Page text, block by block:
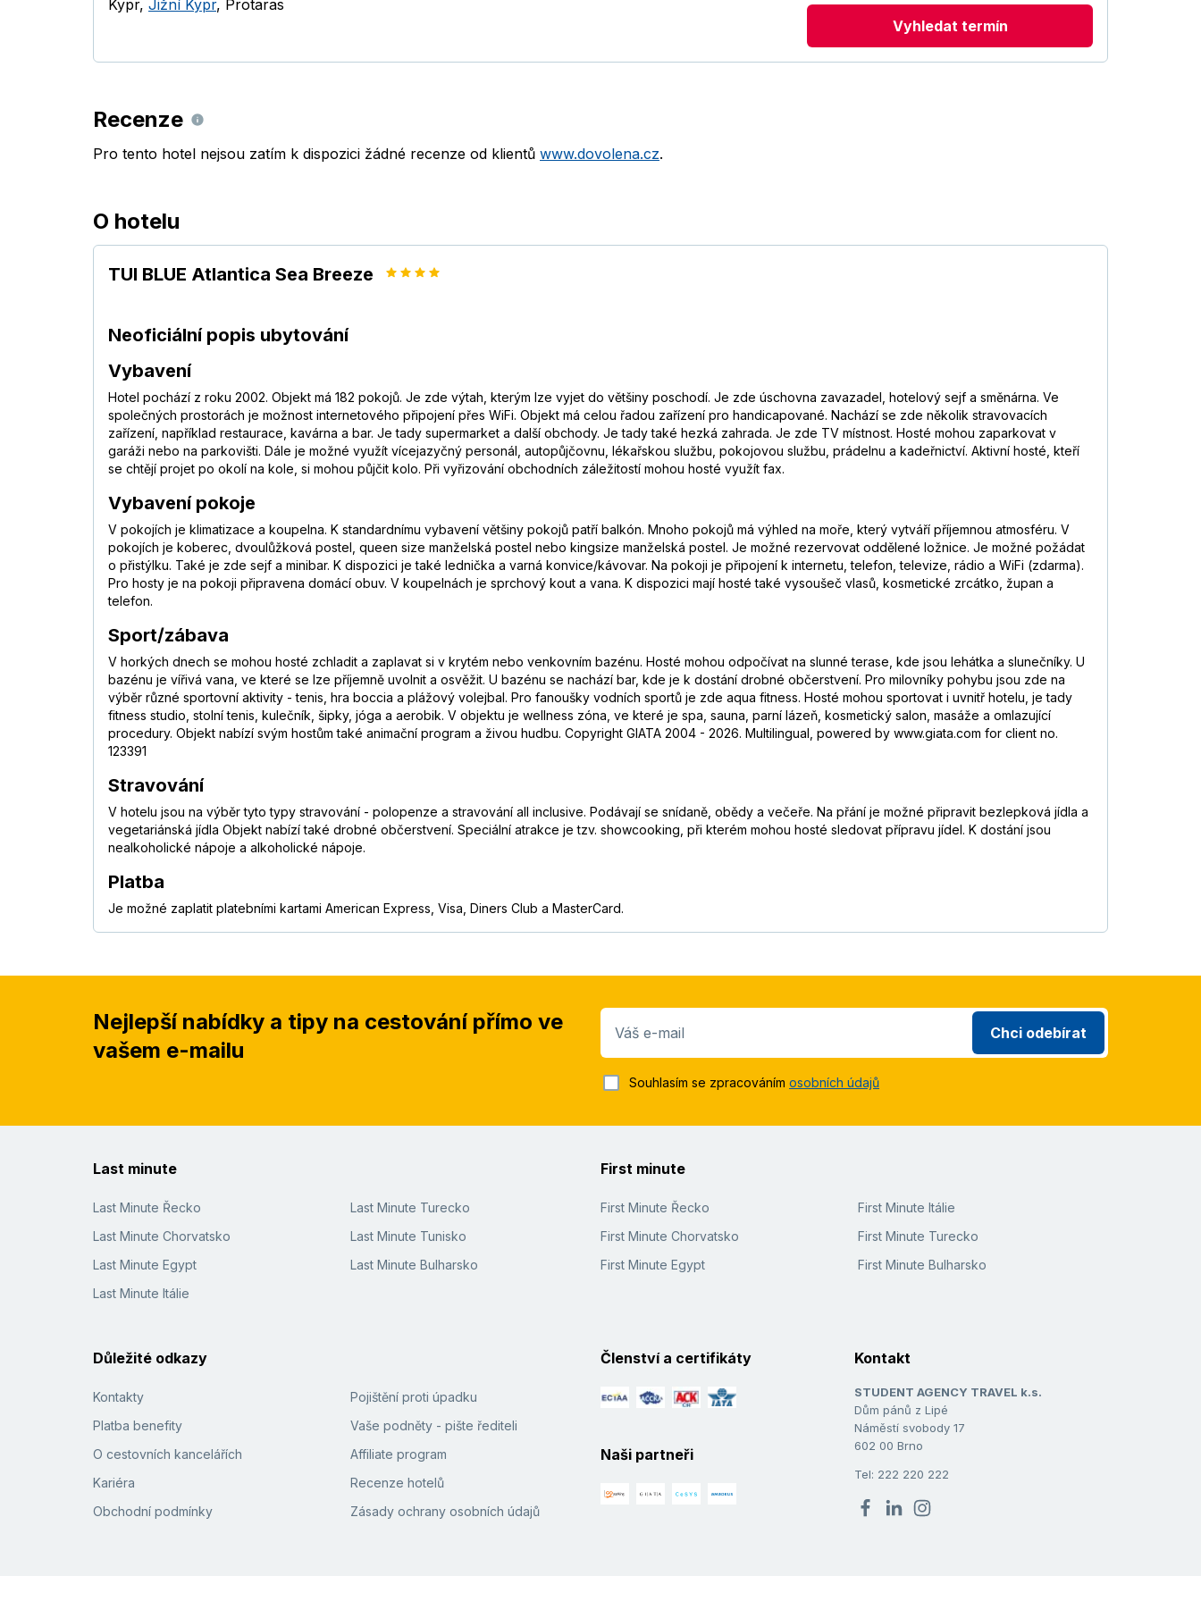
Kypr, Jižní Kypr, Protaras
Vyhledat termín
Recenze
Pro tento hotel nejsou zatím k dispozici žádné recenze od klientů www.dovolena.cz.
O hotelu
TUI BLUE Atlantica Sea Breeze
Neoficiální popis ubytování
Vybavení
Hotel pochází z roku 2002. Objekt má 182 pokojů. Je zde výtah, kterým lze vyjet do většiny poschodí. Je zde úschovna zavazadel, hotelový sejf a směnárna. Ve
společných prostorách je možnost internetového připojení přes WiFi. Objekt má celou řadou zařízení pro handicapované. Nachází se zde několik stravovacích
zařízení, například restaurace, kavárna a bar. Je tady supermarket a další obchody. Je tady také hezká zahrada. Je zde TV místnost. Hosté mohou zaparkovat v
garáži nebo na parkovišti. Dále je možné využít vícejazyčný personál, autopůjčovnu, lékařskou službu, pokojovou službu, prádelnu a kadeřnictví. Aktivní hosté, kteří
se chtějí projet po okolí na kole, si mohou půjčit kolo. Při vyřizování obchodních záležitostí mohou hosté využít fax.
Vybavení pokoje
V pokojích je klimatizace a koupelna. K standardnímu vybavení většiny pokojů patří balkón. Mnoho pokojů má výhled na moře, který vytváří příjemnou atmosféru. V
pokojích je koberec, dvoulůžková postel, queen size manželská postel nebo kingsize manželská postel. Je možné rezervovat oddělené ložnice. Je možné požádat
o přistýlku. Také je zde sejf a minibar. K dispozici je také lednička a varná konvice/kávovar. Na pokoji je připojení k internetu, telefon, televize, rádio a WiFi (zdarma).
Pro hosty je na pokoji připravena domácí obuv. V koupelnách je sprchový kout a vana. K dispozici mají hosté také vysoušeč vlasů, kosmetické zrcátko, župan a
telefon.
Sport/zábava
V horkých dnech se mohou hosté zchladit a zaplavat si v krytém nebo venkovním bazénu. Hosté mohou odpočívat na slunné terase, kde jsou lehátka a slunečníky. U
bazénu je vířivá vana, ve které se lze příjemně uvolnit a osvěžit. U bazénu se nachází bar, kde je k dostání drobné občerstvení. Pro milovníky pohybu jsou zde na
výběr různé sportovní aktivity - tenis, hra boccia a plážový volejbal. Pro fanoušky vodních sportů je zde aqua fitness. Hosté mohou sportovat i uvnitř hotelu, je tady
fitness studio, stolní tenis, kulečník, šipky, jóga a aerobik. V objektu je wellness zóna, ve které je spa, sauna, parní lázeň, kosmetický salon, masáže a omlazující
procedury. Objekt nabízí svým hostům také animační program a živou hudbu. Copyright GIATA 2004 - 2026. Multilingual, powered by www.giata.com for client no.
123391
Stravování
V hotelu jsou na výběr tyto typy stravování - polopenze a stravování all inclusive. Podávají se snídaně, obědy a večeře. Na přání je možné připravit bezlepková jídla a
vegetariánská jídla Objekt nabízí také drobné občerstvení. Speciální atrakce je tzv. showcooking, při kterém mohou hosté sledovat přípravu jídel. K dostání jsou
nealkoholické nápoje a alkoholické nápoje.
Platba
Je možné zaplatit platebními kartami American Express, Visa, Diners Club a MasterCard.
Nejlepší nabídky a tipy na cestování přímo ve
vašem e-mailu
Váš e-mail Chci odebírat
Souhlasím se zpracováním osobních údajů
Last minute
Last Minute Řecko
Last Minute Chorvatsko
Last Minute Egypt
Last Minute Itálie
Last Minute Turecko
Last Minute Tunisko
Last Minute Bulharsko
First minute
First Minute Řecko
First Minute Chorvatsko
First Minute Egypt
First Minute Itálie
First Minute Turecko
First Minute Bulharsko
Důležité odkazy
Kontakty
Platba benefity
O cestovních kancelářích
Kariéra
Obchodní podmínky
Pojištění proti úpadku
Vaše podněty - pište řediteli
Affiliate program
Recenze hotelů
Zásady ochrany osobních údajů
Členství a certifikáty
Naši partneři
Kontakt
STUDENT AGENCY TRAVEL k.s.
Dům pánů z Lipé
Náměstí svobody 17
602 00 Brno
Tel: 222 220 222